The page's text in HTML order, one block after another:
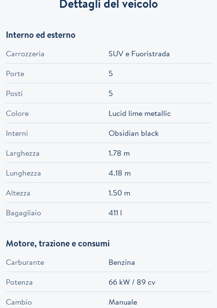
Dettagli del veicolo
Interno ed esterno
Carrozzeria
SUV e Fuoristrada
Porte
5
Posti
5
Colore
Lucid lime metallic
Interni
Obsidian black
Larghezza
1.78 m
Lunghezza
4.18 m
Altezza
1.50 m
Bagagliaio
411 l
Motore, trazione e consumi
Carburante
Benzina
Potenza
66 kW / 89 cv
Cambio
Manuale